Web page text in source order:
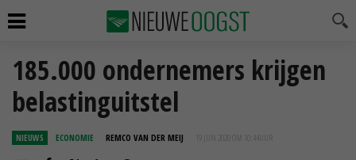
185.000 ondernemers krijgen
belastinguitstel
NIEUWS ECONOMIE REMCO VAN DER MEIJ 19 JUN 2020 OM 10:44